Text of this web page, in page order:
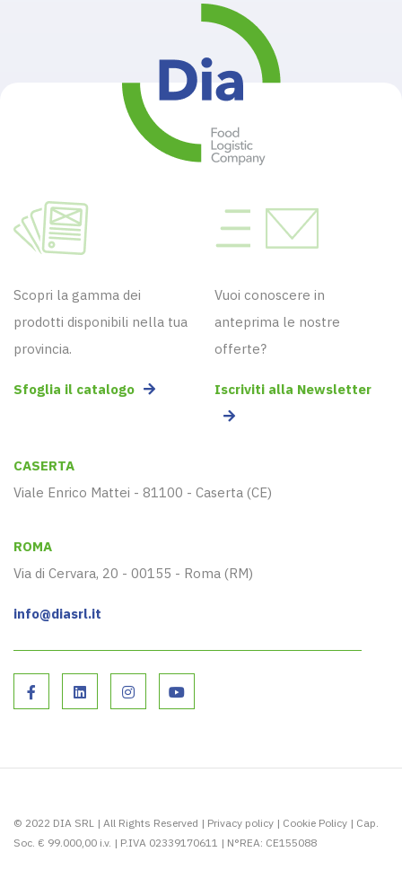
Scopri la gamma dei
prodotti disponibili nella tua
provincia.
Sfoglia il catalogo
Vuoi conoscere in
anteprima le nostre
offerte?
Iscriviti alla Newsletter
CASERTA
Viale Enrico Mattei - 81100 - Caserta (CE)
ROMA
Via di Cervara, 20 - 00155 - Roma (RM)
info@diasrl.it
© 2022 DIA SRL | All Rights Reserved | Privacy policy | Cookie Policy | Cap.
Soc. € 99.000,00 i.v. | P.IVA 02339170611 | N°REA: CE155088